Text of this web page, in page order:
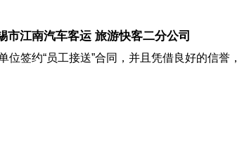
市江南汽车客运 旅游快客二分公司
签约“员工接送”合同，并且凭借良好的信